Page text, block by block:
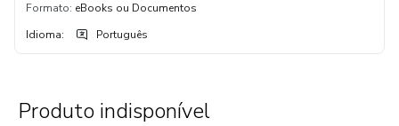
Formato: eBooks ou Documentos
Idioma: Português
Produto indisponível